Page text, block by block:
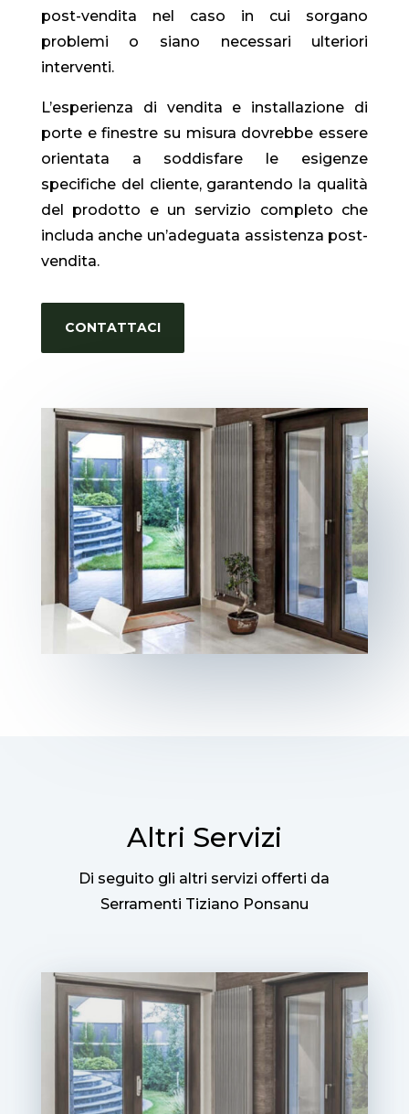
post-vendita nel caso in cui sorgano
problemi o siano necessari ulteriori
interventi.
L’esperienza di vendita e installazione di
porte e finestre su misura dovrebbe essere
orientata a soddisfare le esigenze
specifiche del cliente, garantendo la qualità
del prodotto e un servizio completo che
includa anche un’adeguata assistenza post-
vendita.
CONTATTACI
Altri Servizi
Di seguito gli altri servizi offerti da
Serramenti Tiziano Ponsanu